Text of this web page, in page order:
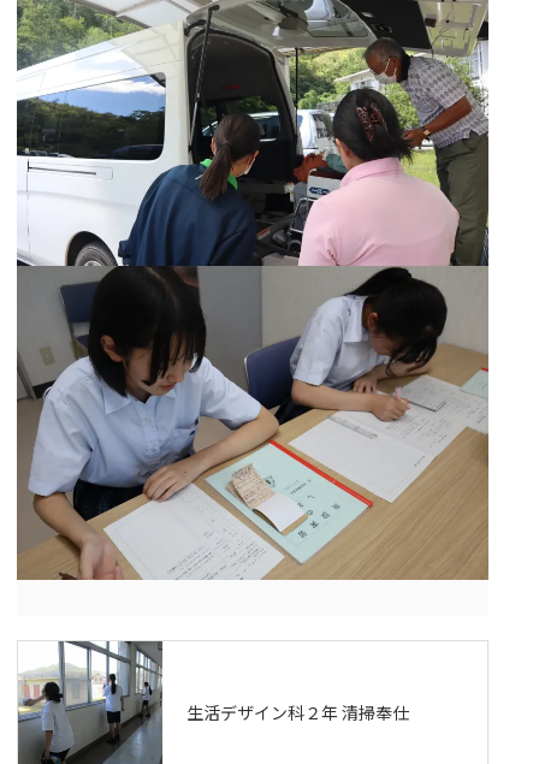
生活デザイン科２年 清掃奉仕